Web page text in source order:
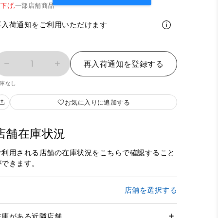
げ,一部店舗商品
入荷通知をご利用いただけます
1 再入荷通知を登録する
なし
お気に入りに追加する
舗在庫状況
利用される店舗の在庫状況をこちらで確認すること
きます。
店舗を選択する